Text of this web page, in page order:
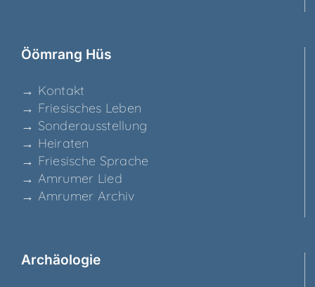
Ööm­rang Hüs
→ Kon­takt
→ Frie­si­sches Leben
→ Son­der­aus­stel­lung
→ Hei­ra­ten
→ Frie­si­sche Sprache
→ Amru­mer Lied
→ Amru­mer Archiv
Archäo­lo­gie